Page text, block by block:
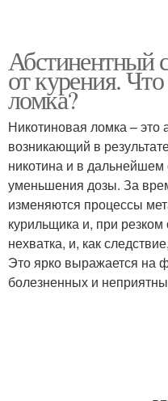
Абстинентный
от курения.
ломка?
Никотиновая ломка – это
возникающий в
никотина и в дальнейшем
уменьшения дозы. За
изменяются процессы
курильщика и, при резком
нехватка, и, как
Это ярко выражается на
болезненных и